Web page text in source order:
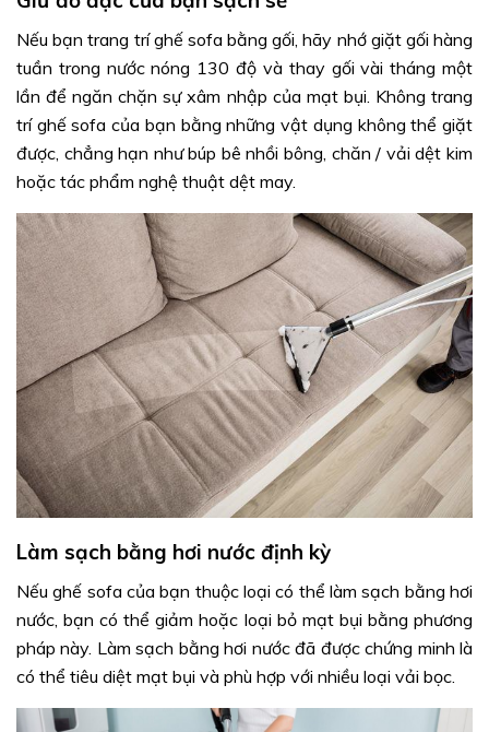
Nếu bạn trang trí ghế sofa bằng gối, hãy nhớ giặt gối hàng
tuần trong nước nóng 130 độ và thay gối vài tháng một
lần để ngăn chặn sự xâm nhập của mạt bụi. Không trang
trí ghế sofa của bạn bằng những vật dụng không thể giặt
được, chẳng hạn như búp bê nhồi bông, chăn / vải dệt kim
hoặc tác phẩm nghệ thuật dệt may.
Làm sạch bằng hơi nước định kỳ
Nếu ghế sofa của bạn thuộc loại có thể làm sạch bằng hơi
nước, bạn có thể giảm hoặc loại bỏ mạt bụi bằng phương
pháp này. Làm sạch bằng hơi nước đã được chứng minh là
có thể tiêu diệt mạt bụi và phù hợp với nhiều loại vải bọc.